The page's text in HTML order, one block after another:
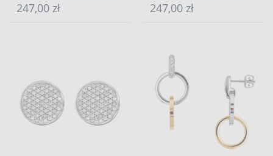
247,00 zł 247,00 zł